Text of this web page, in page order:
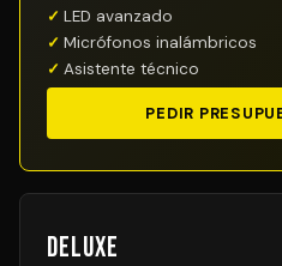
LED avanzado
Micrófonos inalámbricos
Asistente técnico
PEDIR
Deluxe